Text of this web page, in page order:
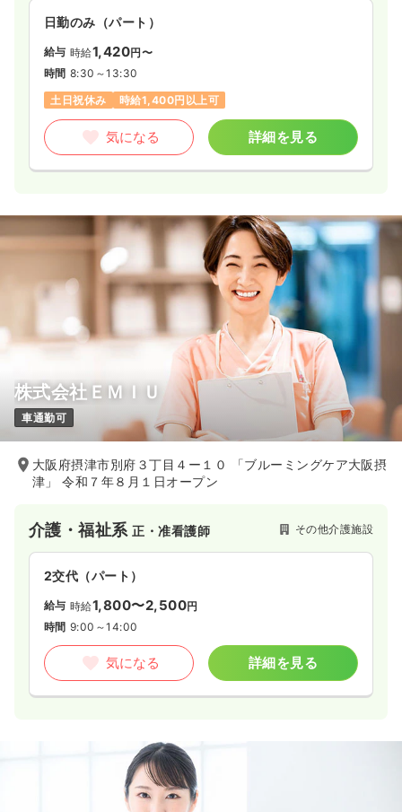
日勤のみ（パート）
給与 時給1,420円〜
時間 8:30～13:30
土日祝休み
時給1,400円以上可
気になる 詳細を見る
株式会社ＥＭＩＵ
車通勤可
大阪府摂津市別府３丁目４ー１０ 「ブルーミングケア大阪摂
津」 令和７年８月１日オープン
介護・福祉系正・准看護師 その他介護施設
2交代（パート）
給与 時給1,800〜2,500円
時間 9:00～14:00
気になる 詳細を見る